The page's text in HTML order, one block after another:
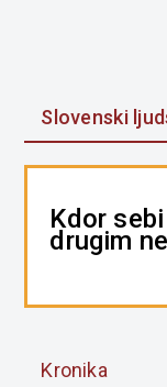
Slovenski
Kdor
drugim
Kronika